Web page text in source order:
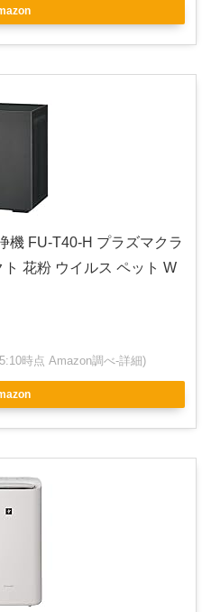
機 FU-T40-H プラズマクラ
花粉 ウイルス ペット W
時点 Amazon調べ-詳細)